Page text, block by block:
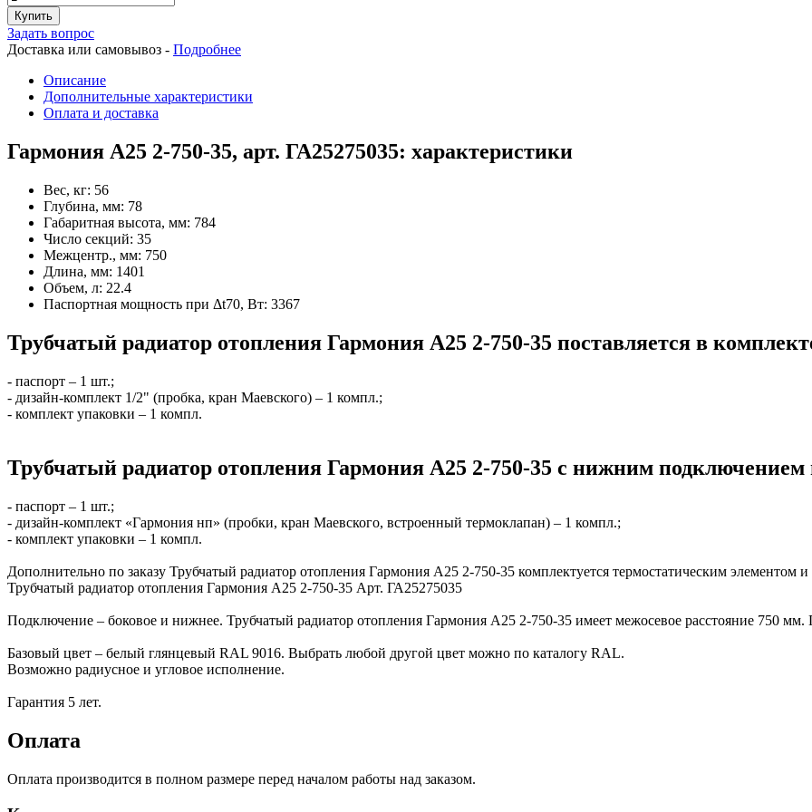
Купить
Задать вопрос
Доставка или самовывоз - Подробнее
Описание
Дополнительные характеристики
Оплата и доставка
Гармония А25 2-750-35, арт. ГА25275035: характеристики
Вес, кг: 56
Глубина, мм: 78
Габаритная высота, мм: 784
Число секций: 35
Межцентр., мм: 750
Длина, мм: 1401
Объем, л: 22.4
Паспортная мощность при Δt70, Вт: 3367
Трубчатый радиатор отопления Гармония А25 2-750-35 поставляется в
- паспорт – 1 шт.;
- дизайн-комплект 1/2" (пробка, кран Маевского) – 1 компл.;
- комплект упаковки – 1 компл.
Трубчатый радиатор отопления Гармония А25 2-750-35 с нижним подключением
- паспорт – 1 шт.;
- дизайн-комплект «Гармония нп» (пробки, кран Маевского, встроенный термоклапан) – 1 компл.;
- комплект упаковки – 1 компл.
Дополнительно по заказу Трубчатый радиатор отопления Гармония А25 2-750-35 комплектуется термостатическим элементом
Трубчатый радиатор отопления Гармония А25 2-750-35 Арт. ГА25275035
Подключение – боковое и нижнее. Трубчатый радиатор отопления Гармония А25 2-750-35 имеет межосевое расстояние 750
Базовый цвет – белый глянцевый RAL 9016. Выбрать любой другой цвет можно по каталогу RAL.
Возможно радиусное и угловое исполнение.
Гарантия 5 лет.
Оплата
Оплата производится в полном размере перед началом работы над заказом.